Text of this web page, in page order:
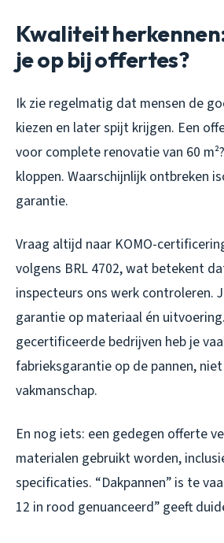
Kwaliteit
je op bij offertes?
Ik zie regelmatig dat mensen de
kiezen en later spijt krijgen. Een
voor complete renovatie van 60
kloppen. Waarschijnlijk ontbreken
garantie.
Vraag altijd naar KOMO-
volgens BRL 4702, wat betekent
inspecteurs ons werk controleren.
garantie op materiaal én
gecertificeerde bedrijven heb je
fabrieksgarantie op de pannen,
vakmanschap.
En nog iets: een gedegen offerte
materialen gebruikt worden,
specificaties. “Dakpannen” is te
12 in rood genuanceerd” geeft